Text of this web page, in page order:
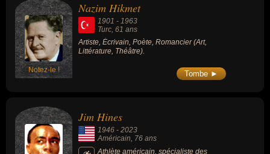
Notez-le !
Nazim Hikmet
1901 - 1963
Turc, 61 ans
Artiste, Écrivain, Poète, Romancier (Art,
Littérature, Théâtre).
Tombe ►
Jim Hines
1946 - 2023
Américain, 76 ans
Athlète américain, spécialiste des